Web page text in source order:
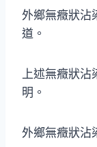
外鄉無癥狀沾
道。
上述無癥狀
明。
外鄉無癥狀沾